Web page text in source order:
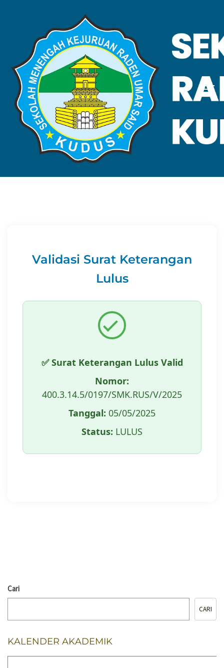
VALIDASI SKL
Validasi SKL
Validasi Surat Keterangan
Lulus
✅ Surat Keterangan Lulus Valid
Nomor:
400.3.14.5/0197/SMK.RUS/V/2025
Tanggal: 05/05/2025
Status: LULUS
Cari
CARI
KALENDER AKADEMIK